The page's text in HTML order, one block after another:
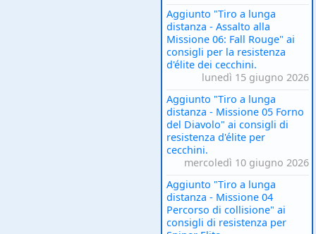
Aggiunto "Tiro a lunga
distanza - Assalto alla
Missione 06: Fall Rouge" ai
consigli per la resistenza
d'élite dei cecchini.
lunedì 15 giugno 2026
Aggiunto "Tiro a lunga
distanza - Missione 05 Forno
del Diavolo" ai consigli di
resistenza d'élite per
cecchini.
mercoledì 10 giugno 2026
Aggiunto "Tiro a lunga
distanza - Missione 04
Percorso di collisione" ai
consigli di resistenza per